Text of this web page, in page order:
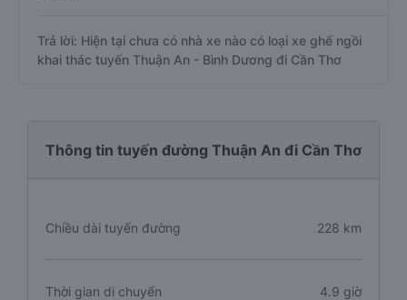
Trả lời: Hiện tại chưa có nhà xe nào có loại xe ghế ngồi
khai thác tuyến Thuận An - Bình Dương đi Cần Thơ
Thông tin tuyến đường Thuận An đi Cần Thơ
Chiều dài tuyến đường 228 km
Thời gian di chuyển 4.9 giờ